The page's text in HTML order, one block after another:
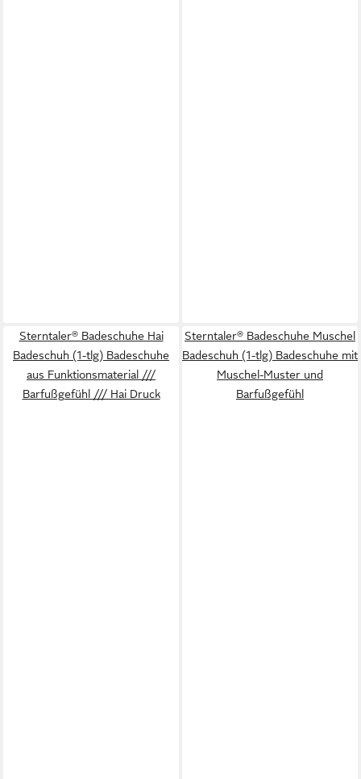
Sterntaler® Badeschuhe Hai
Badeschuh (1-tlg) Badeschuhe
aus Funktionsmaterial ///
Barfußgefühl /// Hai Druck
Sterntaler® Badeschuhe Muschel
Badeschuh (1-tlg) Badeschuhe mit
Muschel-Muster und
Barfußgefühl